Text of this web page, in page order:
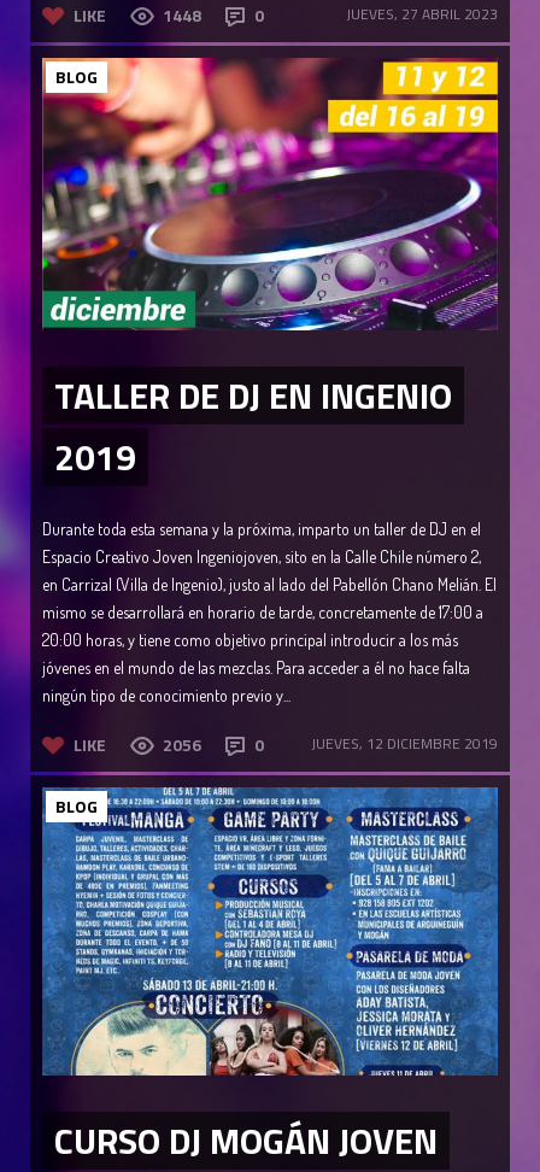
LIKE 1448 0 JUEVES, 27 ABRIL 2023
BLOG
TALLER DE DJ EN INGENIO
2019
Durante toda esta semana y la próxima, imparto un taller de DJ en el
Espacio Creativo Joven Ingeniojoven, sito en la Calle Chile número 2,
en Carrizal (Villa de Ingenio), justo al lado del Pabellón Chano Melián. El
mismo se desarrollará en horario de tarde, concretamente de 17:00 a
20:00 horas, y tiene como objetivo principal introducir a los más
jóvenes en el mundo de las mezclas. Para acceder a él no hace falta
ningún tipo de conocimiento previo y...
LIKE 2056 0 JUEVES, 12 DICIEMBRE 2019
BLOG
CURSO DJ MOGÁN JOVEN